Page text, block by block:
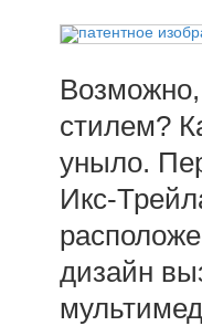
стилем?
уныло.
Икс-
дизайн